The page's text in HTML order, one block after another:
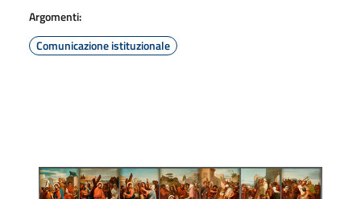
Argomenti:
Comunicazione istituzionale